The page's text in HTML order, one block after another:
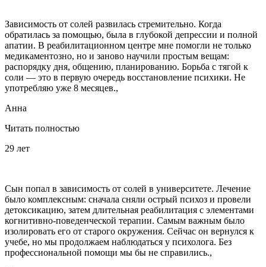
Зависимость от солей развилась стремительно. Когда
обратилась за помощью, была в глубокой депрессии и полной
апатии. В реабилитационном центре мне помогли не только
медикаментозно, но и заново научили простым вещам:
распорядку дня, общению, планированию. Борьба с тягой к
соли — это в первую очередь восстановление психики. Не
употребляю уже 8 месяцев.,
Анна
Читать полностью
29 лет
Сын попал в зависимость от солей в университете. Лечение
было комплексным: сначала сняли острый психоз и провели
детоксикацию, затем длительная реабилитация с элементами
когнитивно-поведенческой терапии. Самым важным было
изолировать его от старого окружения. Сейчас он вернулся к
учебе, но мы продолжаем наблюдаться у психолога. Без
профессиональной помощи мы бы не справились.,